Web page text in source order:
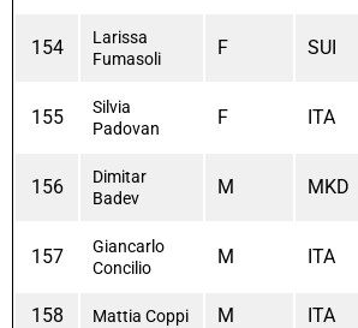
154
Larissa
Fumasoli
F SUI
155
Silvia
Padovan
F ITA
156
Dimitar
Badev
M MKD
157
Giancarlo
Concilio
M ITA
158 Mattia Coppi M ITA